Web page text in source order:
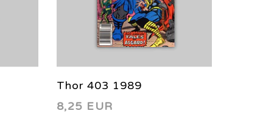
Thor 403 1989
8,25 EUR